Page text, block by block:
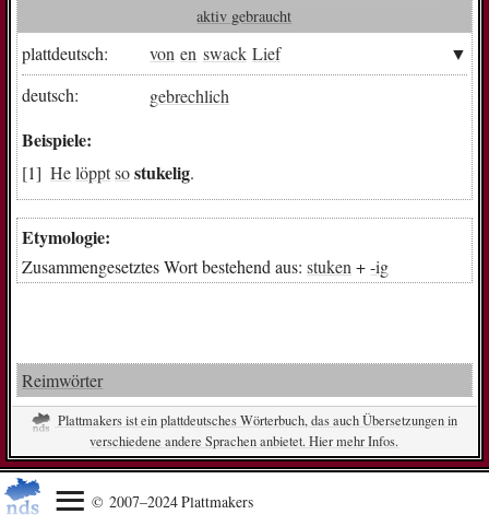
aktiv gebraucht
plattdeutsch: von en swack Lief
deutsch:
gebrechlich
Beispiele:
Helöpptsostukelig.
Etymologie:
Zusammengesetztes Wort bestehend aus:stuken +-ig
Reimwörter
Plattmakers ist ein plattdeutsches Wörterbuch, das auch Übersetzungen in
verschiedene andere Sprachen anbietet. Hier mehr Infos.
© 2007–2024 Plattmakers